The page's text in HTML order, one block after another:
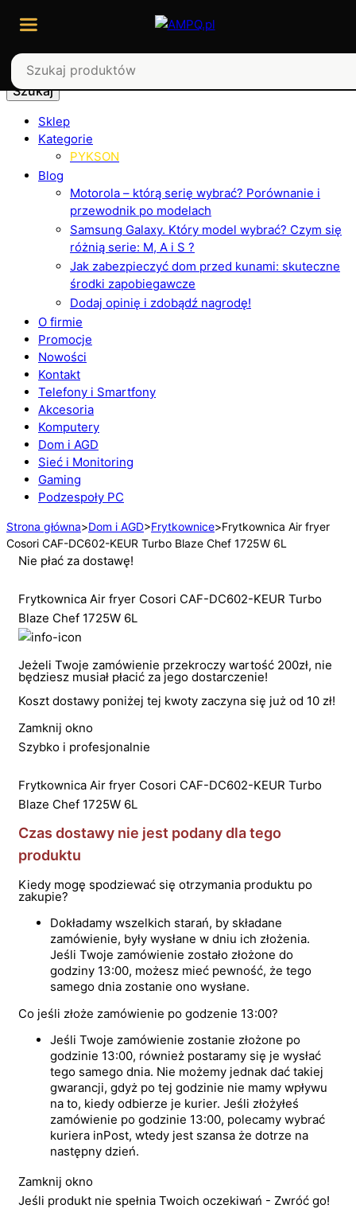
Szukaj
Sklep
Kategorie
PYKSON
Blog
Motorola – którą serię wybrać? Porównanie i
przewodnik po modelach
Samsung Galaxy. Który model wybrać? Czym się
różnią serie: M, A i S ?
Jak zabezpieczyć dom przed kunami: skuteczne
środki zapobiegawcze
Dodaj opinię i zdobądź nagrodę!
O firmie
Promocje
Nowości
Kontakt
Telefony i Smartfony
Akcesoria
Komputery
Dom i AGD
Sieć i Monitoring
Gaming
Podzespoły PC
Strona główna>Dom i AGD>Frytkownice>Frytkownica Air fryer
Cosori CAF-DC602-KEUR Turbo Blaze Chef 1725W 6L
Nie płać za dostawę!
Frytkownica Air fryer Cosori CAF-DC602-KEUR Turbo
Blaze Chef 1725W 6L
Jeżeli Twoje zamówienie przekroczy wartość 200zł, nie
będziesz musiał płacić za jego dostarczenie!
Koszt dostawy poniżej tej kwoty zaczyna się już od 10 zł!
Zamknij okno
Szybko i profesjonalnie
Frytkownica Air fryer Cosori CAF-DC602-KEUR Turbo
Blaze Chef 1725W 6L
Czas dostawy nie jest podany dla tego
produktu
Kiedy mogę spodziewać się otrzymania produktu po
zakupie?
Dokładamy wszelkich starań, by składane
zamówienie, były wysłane w dniu ich złożenia.
Jeśli Twoje zamówienie zostało złożone do
godziny 13:00, możesz mieć pewność, że tego
samego dnia zostanie ono wysłane.
Co jeśli złoże zamówienie po godzenie 13:00?
Jeśli Twoje zamówienie zostanie złożone po
godzinie 13:00, również postaramy się je wysłać
tego samego dnia. Nie możemy jednak dać takiej
gwarancji, gdyż po tej godzinie nie mamy wpływu
na to, kiedy odbierze je kurier. Jeśli złożyłeś
zamówienie po godzinie 13:00, polecamy wybrać
kuriera inPost, wtedy jest szansa że dotrze na
następny dzień.
Zamknij okno
Jeśli produkt nie spełnia Twoich oczekiwań - Zwróć go!